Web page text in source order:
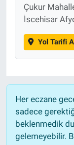
Çukur
İscehisar
Yol Tarifi
Her eczane
sadece
beklenmedik
gelemeyebilir.